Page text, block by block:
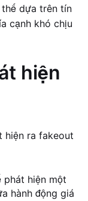
dựa trên tín
cạnh khó chịu
hiện
hiện ra fakeout
phát hiện một
hành động giá